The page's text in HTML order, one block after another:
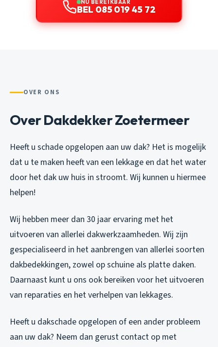
NU BEREIKBAAR
BEL 085 019 45 72
OVER ONS
Over Dakdekker Zoetermeer
Heeft u schade opgelopen aan uw dak? Het is mogelijk
dat u te maken heeft van een lekkage en dat het water
door het dak uw huis in stroomt. Wij kunnen u hiermee
helpen!
Wij hebben meer dan 30 jaar ervaring met het
uitvoeren van allerlei dakwerkzaamheden. Wij zijn
gespecialiseerd in het aanbrengen van allerlei soorten
dakbedekkingen, zowel op schuine als platte daken.
Daarnaast kunt u ons ook bereiken voor het uitvoeren
van reparaties en het verhelpen van lekkages.
Heeft u dakschade opgelopen of een ander probleem
aan uw dak? Neem dan gerust contact op met